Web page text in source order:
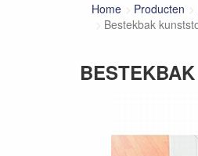
Home Producten
Bestekbak